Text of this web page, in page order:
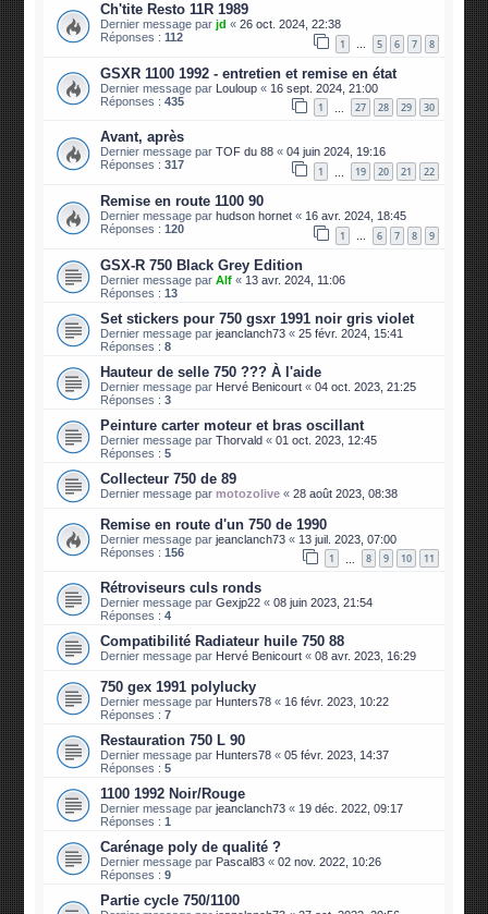
Ch'tite Resto 11R 1989
Dernier message parjd «26 oct. 2024, 22:38
Réponses :112 1 … 5 6 7 8
GSXR 1100 1992 - entretien et remise en état
Dernier message par Louloup « 16 sept. 2024, 21:00
Réponses :435 1 27 28 29 30
Avant, après
Dernier message parTOF du 88 «04 juin 2024, 19:16
Réponses :317 1 19 20 21 22
Remise en route 1100 90
Dernier message parhudson hornet « 16 avr. 2024, 18:45
Réponses :120 1 … 6 7 8 9
GSX-R 750 Black Grey Edition
Dernier message parAlf « 13 avr. 2024, 11:06
Réponses :13
Set stickers pour 750 gsxr 1991 noir gris violet
Dernier message parjeanclanch73 «25 févr. 2024, 15:41
Réponses :8
Hauteur de selle 750 ??? À l'aide
Dernier message par Hervé Benicourt «04 oct. 2023, 21:25
Réponses :3
Peinture carter moteur et bras oscillant
Dernier message parThorvald «01 oct. 2023, 12:45
Réponses :5
Collecteur 750 de 89
Dernier message parmotozolive «28 août 2023, 08:38
Remise en route d'un 750 de 1990
Dernier message parjeanclanch73 « 13 juil. 2023, 07:00
Réponses :156 1 8 9 10 11
Rétroviseurs culs ronds
Dernier message parGexjp22 «08 juin 2023, 21:54
Réponses :4
Compatibilité Radiateur huile 750 88
Dernier message par Hervé Benicourt «08 avr. 2023, 16:29
750 gex 1991 polylucky
Dernier message par Hunters78 «16 févr. 2023, 10:22
Réponses :7
Restauration 750 L 90
Dernier message par Hunters78 «05 févr. 2023, 14:37
Réponses :5
1100 1992 Noir/Rouge
Dernier message parjeanclanch73 «19 déc. 2022, 09:17
Réponses :1
Carénage poly de qualité ?
Dernier message par Pascal83 «02 nov. 2022, 10:26
Réponses :9
Partie cycle 750/1100